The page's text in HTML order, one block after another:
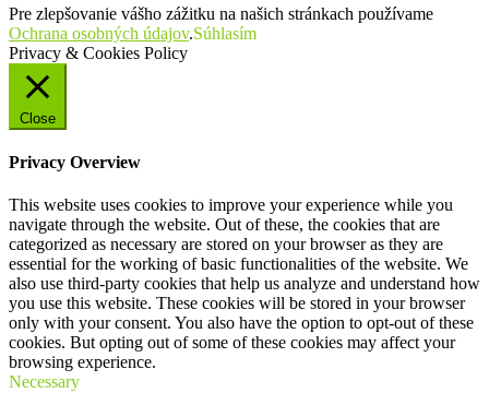
Pre zlepšovanie vášho zážitku na našich stránkach používame
Ochrana osobných údajov.Súhlasím
Privacy & Cookies Policy
Close
Privacy Overview
This website uses cookies to improve your experience while you
navigate through the website. Out of these, the cookies that are
categorized as necessary are stored on your browser as they are
essential for the working of basic functionalities of the website. We
also use third-party cookies that help us analyze and understand how
you use this website. These cookies will be stored in your browser
only with your consent. You also have the option to opt-out of these
cookies. But opting out of some of these cookies may affect your
browsing experience.
Necessary